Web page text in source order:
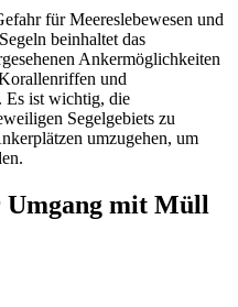
für Meereslebewesen und
beinhaltet das
Ankermöglichkeiten
und
Es ist wichtig, die
Segelgebiets zu
umzugehen, um
mit Müll